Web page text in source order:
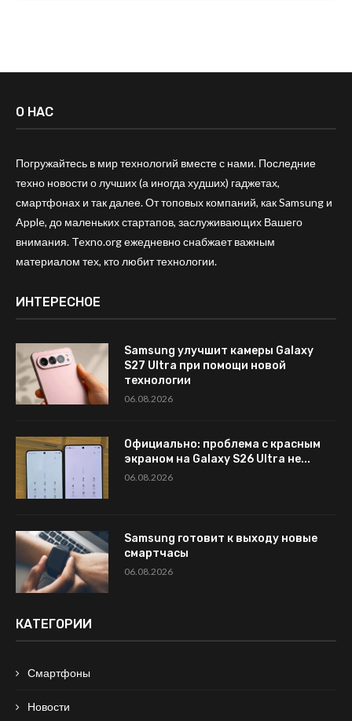
О НАС
Погружайтесь в мир технологий вместе с нами. Последние
техно новости о лучших (а иногда худших) гаджетах,
смартфонах и так далее. От топовых компаний, как Samsung и
Apple, до маленьких стартапов, заслуживающих Вашего
внимания. Texno.org ежедневно снабжает важным
материалом тех, кто любит технологии.
ИНТЕРЕСНОЕ
Samsung улучшит камеры Galaxy
S27 Ultra при помощи новой
технологии
06.08.2026
Официально: проблема с красным
экраном на Galaxy S26 Ultra не...
06.08.2026
Samsung готовит к выходу новые
смартчасы
06.08.2026
КАТЕГОРИИ
Смартфоны
Новости